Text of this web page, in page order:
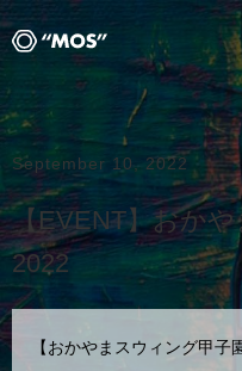
September 10, 2022
【EVENT】おか
2022
【おかやまスウィング甲子